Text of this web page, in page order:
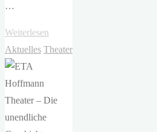
…
Weiterlesen
Hoffmann
Felix
Aktuelles Theater